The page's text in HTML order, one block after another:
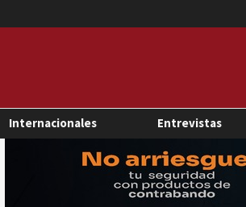
Internacionales Entrevistas